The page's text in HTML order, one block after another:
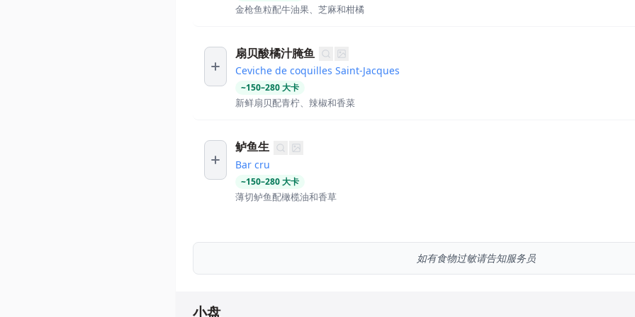
金枪鱼粒配牛油果、芝麻和柑橘
扇贝酸橘汁腌鱼
Ceviche de coquilles Saint-Jacques
~150–280大卡
新鲜扇贝配青柠、辣椒和香菜
鲈鱼生
Bar cru
~150–280大卡
薄切鲈鱼配橄榄油和香草
如有食物过敏请告知服务员
小盘